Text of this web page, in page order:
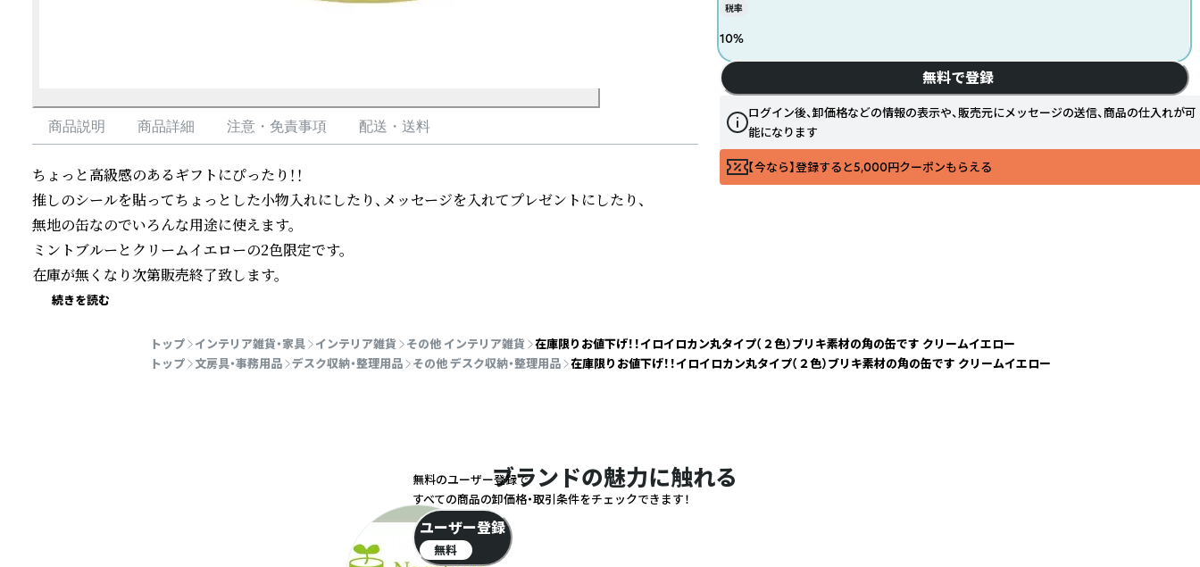
商品説明 商品詳細 注意・免責事項 配送・送料
ちょっと高級感のあるギフトにぴったり！！
推しのシールを貼ってちょっとした小物入れにしたり、メッセージを入れてプレゼントにしたり、
無地の缶なのでいろんな用途に使えます。
ミントブルーとクリームイエローの2色限定です。
在庫が無くなり次第販売終了致します。
続きを読む
税率
10%
無料で登録
ログイン後、卸価格などの情報の表示や、販売元にメッセージの送信、商品の仕入れが可
能になります
【今なら】登録すると5,000円クーポンもらえる
トップ インテリア雑貨・家具 インテリア雑貨 その他 インテリア雑貨
在庫限りお値下げ！！イロイロカン丸タイプ（２色）ブリキ素材の角の缶です クリームイエロー
トップ
文房具・事務用品 デスク収納・整理用品 その他 デスク収納・整理用品 在庫限りお値下げ！！イロイロカン丸タイプ（２色）ブリキ素材の角の缶です クリームイエロー
ブランドの魅力に触れる
無料のユーザー登録で
すべての商品の卸価格・取引条件をチェックできます！
ユーザー登録
無料